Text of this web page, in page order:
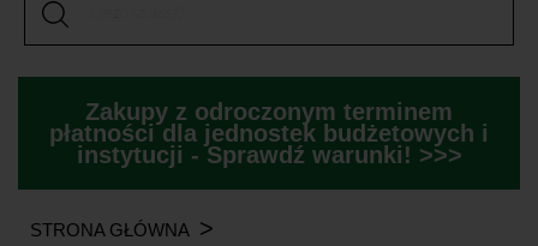
Zakupy z odroczonym terminem
płatności dla jednostek budżetowych i
instytucji - Sprawdź warunki! >>>
STRONA GŁÓWNA >